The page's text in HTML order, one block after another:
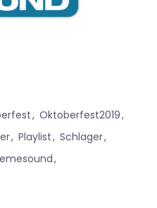
Oktoberfest2019
Playlist
Schlager